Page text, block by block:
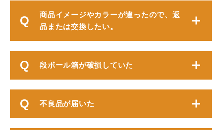
商品イメージやカラーが違ったので、返
品または交換したい。
段ボール箱が破損していた
不良品が届いた